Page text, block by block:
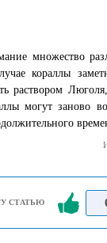
множество
кораллы
раствором
могут заново
СТАТЬЮ